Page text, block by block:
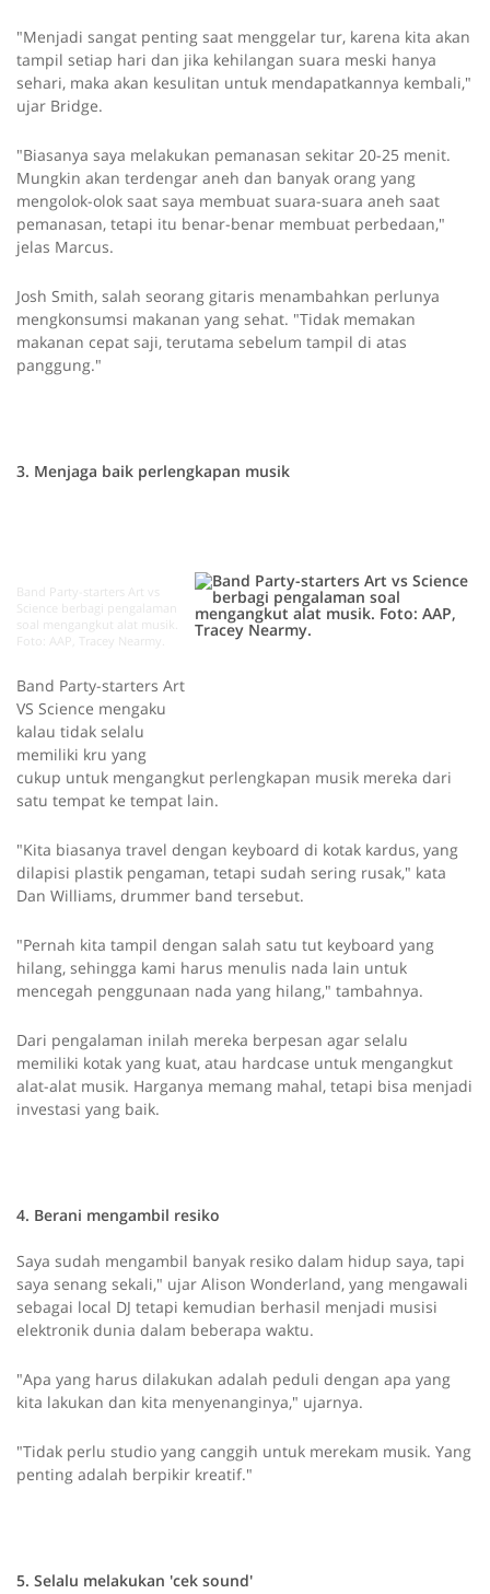
"Menjadi sangat penting saat menggelar tur, karena kita akan
tampil setiap hari dan jika kehilangan suara meski hanya
sehari, maka akan kesulitan untuk mendapatkannya kembali,"
ujar Bridge.
"Biasanya saya melakukan pemanasan sekitar 20-25 menit.
Mungkin akan terdengar aneh dan banyak orang yang
mengolok-olok saat saya membuat suara-suara aneh saat
pemanasan, tetapi itu benar-benar membuat perbedaan,"
jelas Marcus.
Josh Smith, salah seorang gitaris menambahkan perlunya
mengkonsumsi makanan yang sehat. "Tidak memakan
makanan cepat saji, terutama sebelum tampil di atas
panggung."
3. Menjaga baik perlengkapan musik
Band Party-starters Art vs
Science berbagi pengalaman
soal mengangkut alat musik.
Foto: AAP, Tracey Nearmy.
Band Party-starters Art
VS Science mengaku
kalau tidak selalu
memiliki kru yang
cukup untuk mengangkut perlengkapan musik mereka dari
satu tempat ke tempat lain.
"Kita biasanya travel dengan keyboard di kotak kardus, yang
dilapisi plastik pengaman, tetapi sudah sering rusak," kata
Dan Williams, drummer band tersebut.
"Pernah kita tampil dengan salah satu tut keyboard yang
hilang, sehingga kami harus menulis nada lain untuk
mencegah penggunaan nada yang hilang," tambahnya.
Dari pengalaman inilah mereka berpesan agar selalu
memiliki kotak yang kuat, atau hardcase untuk mengangkut
alat-alat musik. Harganya memang mahal, tetapi bisa menjadi
investasi yang baik.
4. Berani mengambil resiko
Saya sudah mengambil banyak resiko dalam hidup saya, tapi
saya senang sekali," ujar Alison Wonderland, yang mengawali
sebagai local DJ tetapi kemudian berhasil menjadi musisi
elektronik dunia dalam beberapa waktu.
"Apa yang harus dilakukan adalah peduli dengan apa yang
kita lakukan dan kita menyenanginya," ujarnya.
"Tidak perlu studio yang canggih untuk merekam musik. Yang
penting adalah berpikir kreatif."
5. Selalu melakukan 'cek sound'